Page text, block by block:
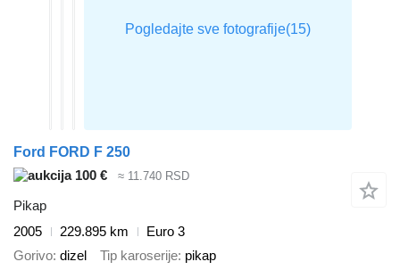
Ford FORD F 250
100 €
≈ 11.740 RSD
Pikap
2005
229.895 km
Euro 3
Gorivo dizel Tip karoserije pikap